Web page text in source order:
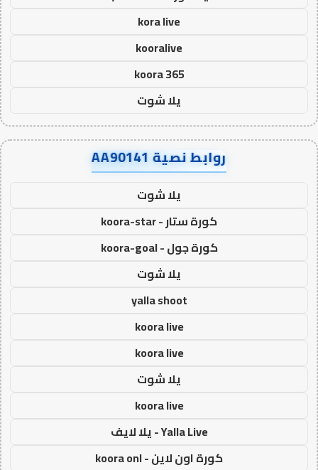
kora live
kooralive
koora 365
يلا شوت
روابط نصية AA90141
يلا شوت
كورة ستار - koora-star
كورة جول - koora-goal
يلا شوت
yalla shoot
koora live
koora live
يلا شوت
koora live
Yalla Live - يلا لايف
كورة اون لاين - koora onl